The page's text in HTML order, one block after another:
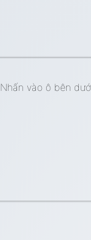
Nhấn vào ô bên